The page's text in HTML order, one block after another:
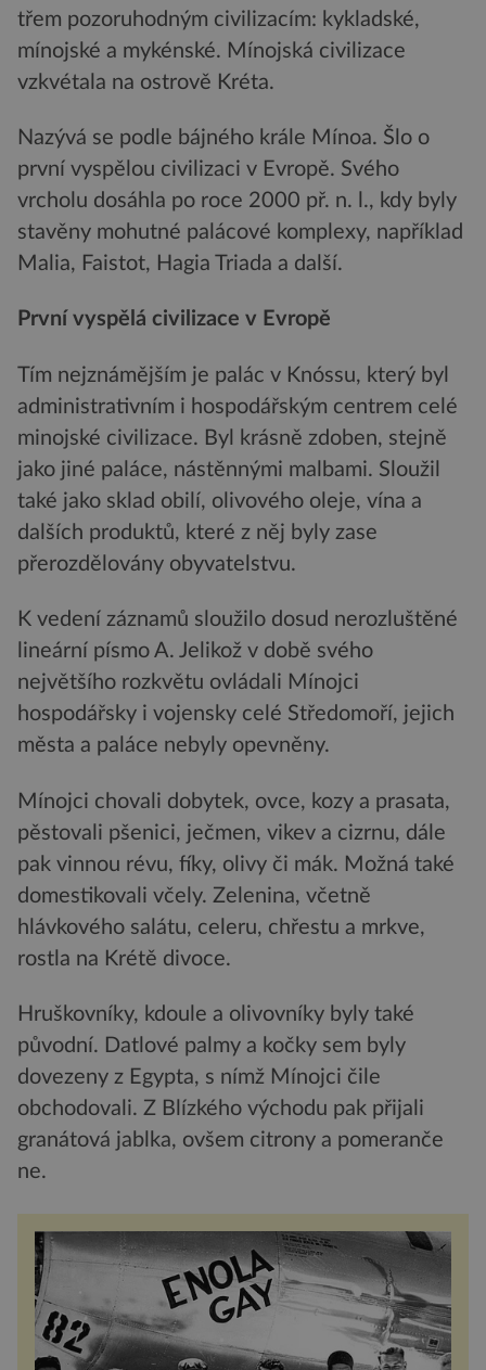
třem pozoruhodným civilizacím: kykladské,
mínojské a mykénské. Mínojská civilizace
vzkvétala na ostrově Kréta.
Nazývá se podle bájného krále Mínoa. Šlo o
první vyspělou civilizaci v Evropě. Svého
vrcholu dosáhla po roce 2000 př. n. l., kdy byly
stavěny mohutné palácové komplexy, například
Malia, Faistot, Hagia Triada a další.
První vyspělá civilizace v Evropě
Tím nejznámějším je palác v Knóssu, který byl
administrativním i hospodářským centrem celé
minojské civilizace. Byl krásně zdoben, stejně
jako jiné paláce, nástěnnými malbami. Sloužil
také jako sklad obilí, olivového oleje, vína a
dalších produktů, které z něj byly zase
přerozdělovány obyvatelstvu.
K vedení záznamů sloužilo dosud nerozluštěné
lineární písmo A. Jelikož v době svého
největšího rozkvětu ovládali Mínojci
hospodářsky i vojensky celé Středomoří, jejich
města a paláce nebyly opevněny.
Mínojci chovali dobytek, ovce, kozy a prasata,
pěstovali pšenici, ječmen, vikev a cizrnu, dále
pak vinnou révu, fíky, olivy či mák. Možná také
domestikovali včely. Zelenina, včetně
hlávkového salátu, celeru, chřestu a mrkve,
rostla na Krétě divoce.
Hruškovníky, kdoule a olivovníky byly také
původní. Datlové palmy a kočky sem byly
dovezeny z Egypta, s nímž Mínojci čile
obchodovali. Z Blízkého východu pak přijali
granátová jablka, ovšem citrony a pomeranče
ne.